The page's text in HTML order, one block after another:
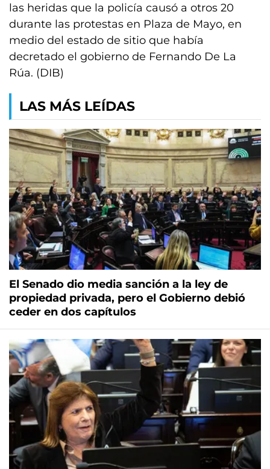
las heridas que la policía causó a otros 20
durante las protestas en Plaza de Mayo, en
medio del estado de sitio que había
decretado el gobierno de Fernando De La
Rúa. (DIB)
LAS MÁS LEÍDAS
El Senado dio media sanción a la ley de
propiedad privada, pero el Gobierno debió
ceder en dos capítulos